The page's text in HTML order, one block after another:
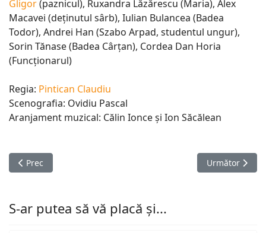
Gligor(paznicul), Ruxandra Lăzărescu (Maria), Alex
Macavei (deținutul sârb), Iulian Bulancea (Badea
Todor), Andrei Han (Szabo Arpad, studentul ungur),
Sorin Tănase (Badea Cârțan), Cordea Dan Horia
(Funcționarul)
Regia: Pintican Claudiu
Scenografia: Ovidiu Pascal
Aranjament muzical: Călin Ionce și Ion Săcălean
Articol precedent: Un, doi, trei sau Preşedintele
Prec Articolul
Următor
S-ar putea să vă placă și...